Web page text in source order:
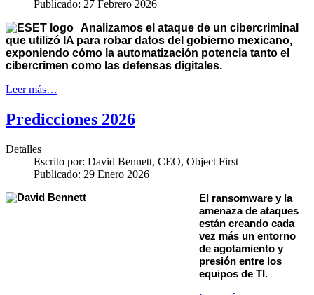
Publicado: 27 Febrero 2026
Analizamos el ataque de un cibercriminal
que utilizó IA para robar datos del gobierno mexicano,
exponiendo cómo la automatización potencia tanto el
cibercrimen como las defensas digitales.
Leer más…
Predicciones 2026
Detalles
Escrito por: David Bennett, CEO, Object First
Publicado: 29 Enero 2026
El ransomware y la
amenaza de ataques
están creando cada
vez más un entorno
de agotamiento y
presión entre los
equipos de TI.